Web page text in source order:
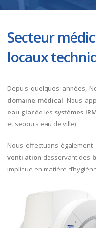
Secteur
locaux
Depuis quelques années,
domaine médical. Nous
eau glacée les systèmes IRM
et secours eau de ville)
Nous effectuons
ventilation desservant des
implique en matière